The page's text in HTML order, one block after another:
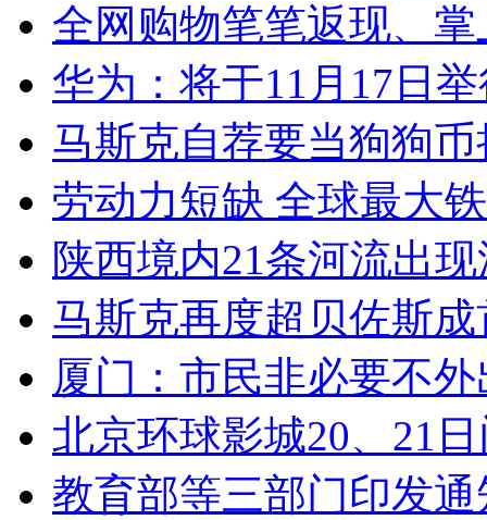
全网购物笔笔返现、
华为：将于11月17日
马斯克自荐要当狗狗
劳动力短缺 全球最大
陕西境内21条河流出
马斯克再度超贝佐斯
厦门：市民非必要不
北京环球影城20、21
教育部等三部门印发